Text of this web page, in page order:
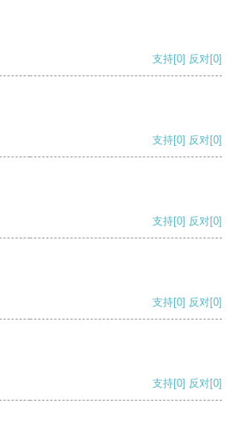
支持[0] 反对[0]
支持[0] 反对[0]
支持[0] 反对[0]
支持[0] 反对[0]
支持[0] 反对[0]